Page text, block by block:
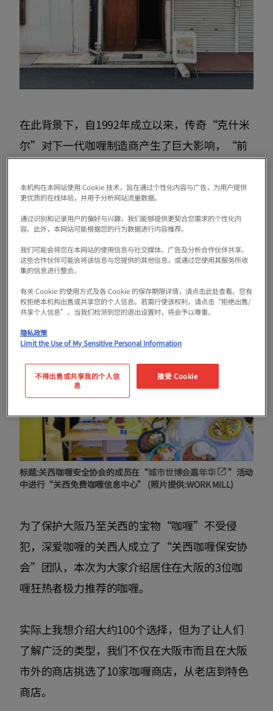
在此背景下，自1992年成立以来，传奇“克什米
尔”对下一代咖喱制造商产生了巨大影响，“前
化与活动和商品“Buttah (Bota) ”传播了文化，
“Taniguchi Curry”扩大了租赁业务。另外，
“自由轩”和“印第安咖喱”等从西餐进化而来
的传统大阪咖喱也是不容忽视的存在。
标题:关西咖喱安全协会的成员在“城市世博会嘉年华
”活动
中进行“关西免费咖喱信息中心” (照片提供:WORK MILL)
为了保护大阪乃至关西的宝物“咖喱”不受侵
犯，深爱咖喱的关西人成立了“关西咖喱保安协
会”团队，本次为大家介绍居住在大阪的3位咖
喱狂热者极力推荐的咖喱。
实际上我想介绍大约100个选择，但为了让人们
了解广泛的类型，我们不仅在大阪市而且在大阪
市外的商店挑选了10家咖喱商店，从老店到特色
商店。
本机构在本网站使用 Cookie 技术，旨在通过个性化内容与广告，为用户提供
更优质的在线体验，并用于分析网站流量数据。
通过识别和记录用户的偏好与兴趣，我们能够提供更契合您需求的个性化内
容。此外，本网站可能根据您的行为数据进行内容推荐。
我们可能会将您在本网站的使用信息与社交媒体、广告及分析合作伙伴共享。
这些合作伙伴可能会将该信息与您提供的其他信息，或通过您使用其服务所收
集的信息进行整合。
有关 Cookie 的使用方式及各 Cookie 的保存期限详情，请点击此处查看。您有
权拒绝本机构出售或共享您的个人信息。若需行使该权利，请点击“拒绝出售/
共享个人信息”。当我们检测到您的退出设置时，将会予以尊重。
隐私政策
Limit the Use of My Sensitive Personal Information
不得出售或共享我的个人信
息
接受 Cookie